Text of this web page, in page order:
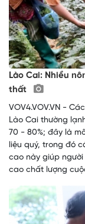
Lào Cai: Nhiều
thất
VOV4.VOV.VN -
Lào Cai thường
70 - 80%; đây là
liệu quý, trong đó
cao này giúp
cao chất lượng